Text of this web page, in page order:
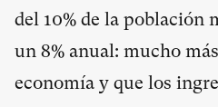
del 10% de la población
un 8% anual: mucho
economía y que los